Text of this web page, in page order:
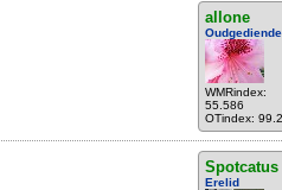
allone
Oudgediende
WMRindex:
55.586
OTindex:
Spotcatus
Erelid